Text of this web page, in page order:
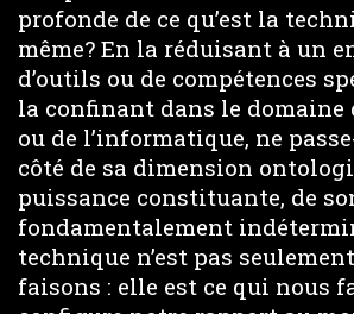
profonde de ce qu’est la
même? En la réduisant à un
d’outils ou de compétences
la confinant dans le domaine
ou de l’informatique, ne
côté de sa dimension
puissance constituante, de
fondamentalement
technique n’est pas
faisons : elle est ce qui nous